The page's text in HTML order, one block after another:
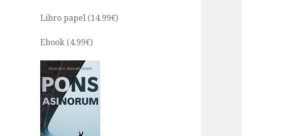
Libro papel (14.99€)
Ebook (4.99€)